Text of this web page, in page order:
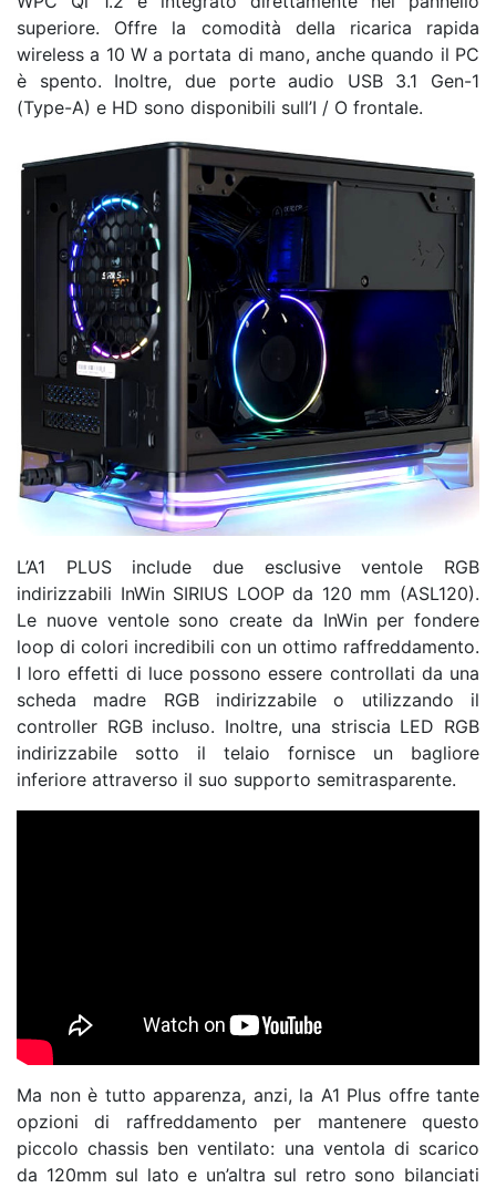
superiore. Offre la comodità della ricarica rapida
wireless a 10 W a portata di mano, anche quando il PC
è spento. Inoltre, due porte audio USB 3.1 Gen-1
(Type-A) e HD sono disponibili sull’I / O frontale.
L’A1 PLUS include due esclusive ventole RGB
indirizzabili InWin SIRIUS LOOP da 120 mm (ASL120).
Le nuove ventole sono create da InWin per fondere
loop di colori incredibili con un ottimo raffreddamento.
I loro effetti di luce possono essere controllati da una
scheda madre RGB indirizzabile o utilizzando il
controller RGB incluso. Inoltre, una striscia LED RGB
indirizzabile sotto il telaio fornisce un bagliore
inferiore attraverso il suo supporto semitrasparente.
Ma non è tutto apparenza, anzi, la A1 Plus offre tante
opzioni di raffreddamento per mantenere questo
piccolo chassis ben ventilato: una ventola di scarico
da 120mm sul lato e un’altra sul retro sono bilanciati